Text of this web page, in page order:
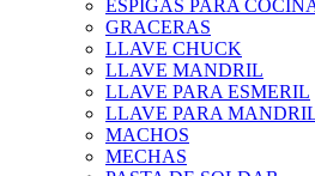
ESPIGAS PARA
GRACERAS
LLAVE CHUCK
LLAVE MANDRIL
LLAVE PARA ESMERIL
LLAVE PARA
MACHOS
MECHAS